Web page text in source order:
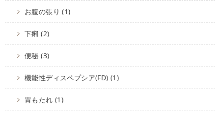
お腹の張り (1)
下痢 (2)
便秘 (3)
機能性ディスペプシア(FD) (1)
胃もたれ (1)